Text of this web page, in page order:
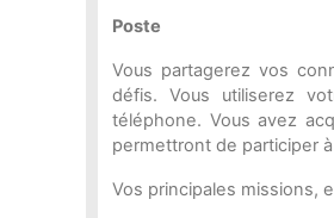
Poste
Vous partagerez vos
défis. Vous utiliserez
téléphone. Vous avez
permettront de participer à
Vos principales missions,